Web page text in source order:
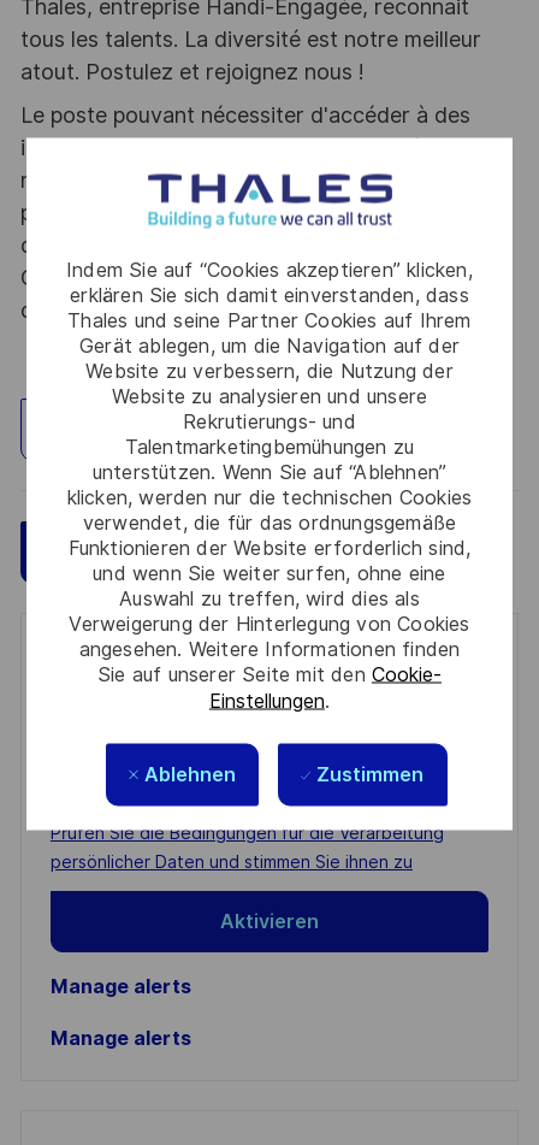
Indem Sie auf “Cookies akzeptieren” klicken,
erklären Sie sich damit einverstanden, dass
Thales und seine Partner Cookies auf Ihrem
Gerät ablegen, um die Navigation auf der
Website zu verbessern, die Nutzung der
Website zu analysieren und unsere
Rekrutierungs- und
Talentmarketingbemühungen zu
unterstützen. Wenn Sie auf “Ablehnen”
klicken, werden nur die technischen Cookies
verwendet, die für das ordnungsgemäße
Funktionieren der Website erforderlich sind,
und wenn Sie weiter surfen, ohne eine
Auswahl zu treffen, wird dies als
Verweigerung der Hinterlegung von Cookies
angesehen. Weitere Informationen finden
Sie auf unserer Seite mit den Cookie-
Einstellungen.
Ablehnen Zustimmen
Thales, entreprise Handi-Engagée, reconnait
tous les talents. La diversité est notre meilleur
atout. Postulez et rejoignez nous !
Le poste pouvant nécessiter d'accéder à des
informations relevant du secret de la défense
nationale, la personne retenue fera l'objet d'une
procédure d’habilitation, conformément aux
dispositions des articles R.2311-1 et suivants du
Code de la défense et de l’IGI 1300 SGDSN/PSE
du 09 août 2021.
Standort erkunden
Jetzt bewerben Speichern
Get notified for similar jobs
You'll receive updates once a week
(Required)
Required
Prüfen Sie die Bedingungen für die Verarbeitung
persönlicher Daten und stimmen Sie ihnen zu
Aktivieren
Manage alerts
Manage alerts